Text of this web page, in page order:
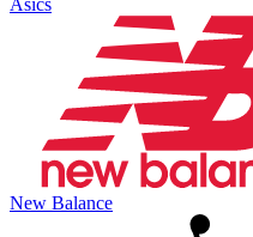
Asics
New Balance